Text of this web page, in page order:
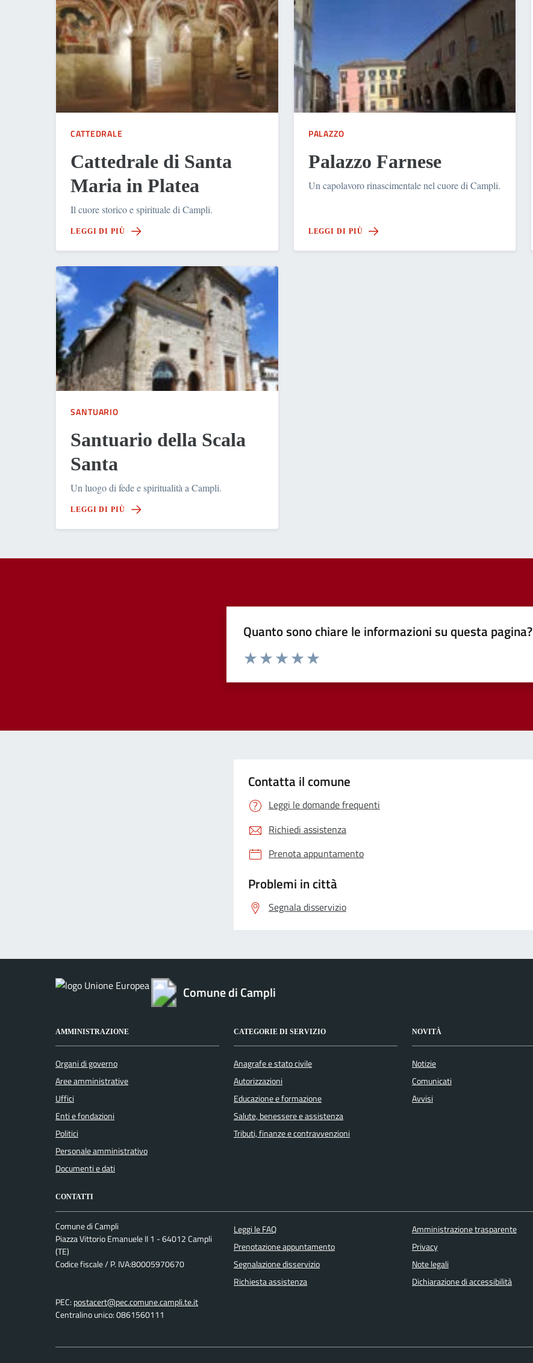
CATTEDRALE
Cattedrale di Santa
Maria in Platea
Il cuore storico e spirituale di Campli.
LEGGI DI PIÙ
PALAZZO
Palazzo Farnese
Un capolavoro rinascimentale nel cuore di Campli.
LEGGI DI PIÙ
SANTUARIO
Santuario della Scala
Santa
Un luogo di fede e spiritualità a Campli.
LEGGI DI PIÙ
Quanto sono chiare le informazioni su questa pagina?
Contatta il comune
Leggi le domande frequenti
Richiedi assistenza
Prenota appuntamento
Problemi in città
Segnala disservizio
Comune di Campli
AMMINISTRAZIONE
Organi di governo
Aree amministrative
Uffici
Enti e fondazioni
Politici
Personale amministrativo
Documenti e dati
CATEGORIE DI SERVIZIO
Anagrafe e stato civile
Autorizzazioni
Educazione e formazione
Salute, benessere e assistenza
Tributi, finanze e contravvenzioni
NOVITÀ
Notizie
Comunicati
Avvisi
CONTATTI
Comune di Campli
Piazza Vittorio Emanuele II 1 - 64012 Campli
(TE)
Codice fiscale / P. IVA:80005970670
PEC: postacert@pec.comune.campli.te.it
Centralino unico: 0861560111
Leggi le FAQ
Prenotazione appuntamento
Segnalazione disservizio
Richiesta assistenza
Amministrazione trasparente
Privacy
Note legali
Dichiarazione di accessibilità